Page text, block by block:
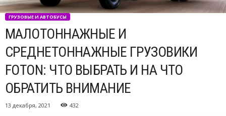
ГРУЗОВЫЕ И АВТОБУСЫ
МАЛОТОННАЖНЫЕ И
СРЕДНЕТОННАЖНЫЕ ГРУЗОВИКИ
FOTON: ЧТО ВЫБРАТЬ И НА ЧТО
ОБРАТИТЬ ВНИМАНИЕ
13 декабря, 2021 432